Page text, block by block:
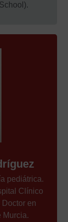
pediátrica.
Clínico
en
Murcia.